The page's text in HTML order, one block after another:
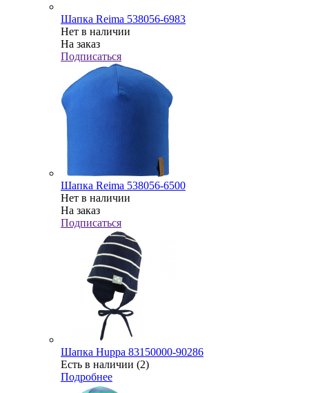
Шапка Reima 538056-6983
Нет в наличии
На заказ
Подписаться
Шапка Reima 538056-6500
Нет в наличии
На заказ
Подписаться
Шапка Huppa 83150000-90286
Есть в наличии (2)
Подробнее